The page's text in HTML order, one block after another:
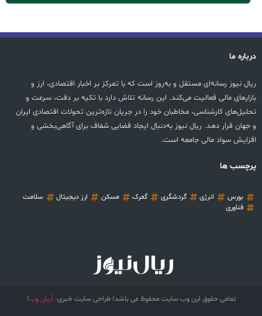
درباره ما
ریال نیوز رسانه‌ای مستقل و به‌روز است که با تمرکز بر اخبار اقتصادی، ارز و
بازارهای مالی فعالیت می‌کند. این رسانه تلاش دارد با تکیه بر دقت، سرعت و
تحلیل‌های کارشناسی، مخاطبان خود را در جریان تازه‌ترین تحولات اقتصادی ایران
و جهان قرار دهد. ریال نیوز به‌دنبال ایجاد فضایی شفاف برای آگاهی‌بخشی و
افزایش سواد مالی جامعه است.
پرچسب ها
بورس انرژی گردشگری گمرک مسکن ارز دیجیتال
سلامت
فناوری
تمامی حقوق این وب سایت محفوظ می باشد! طراحی سایت خبری:آریان وب!